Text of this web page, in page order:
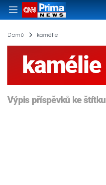
Domů kamélie
kamélie
Výpis příspěvků ke štítku